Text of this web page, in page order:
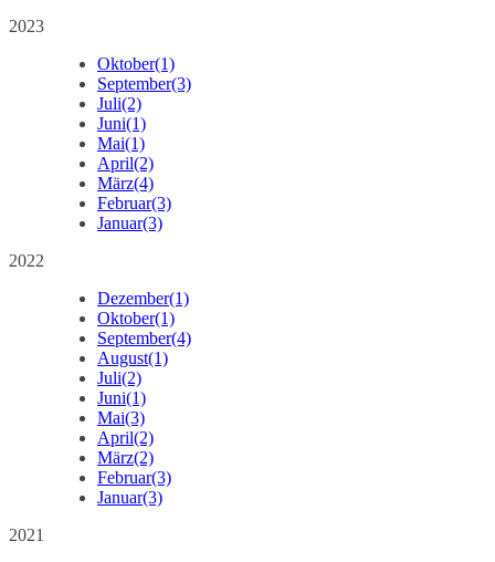
2023
Oktober(1)
September(3)
Juli(2)
Juni(1)
Mai(1)
April(2)
März(4)
Februar(3)
Januar(3)
2022
Dezember(1)
Oktober(1)
September(4)
August(1)
Juli(2)
Juni(1)
Mai(3)
April(2)
März(2)
Februar(3)
Januar(3)
2021